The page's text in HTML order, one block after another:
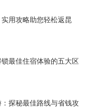
用攻略助您轻松返昆
最佳住宿体验的五大区
探秘最佳路线与省钱攻